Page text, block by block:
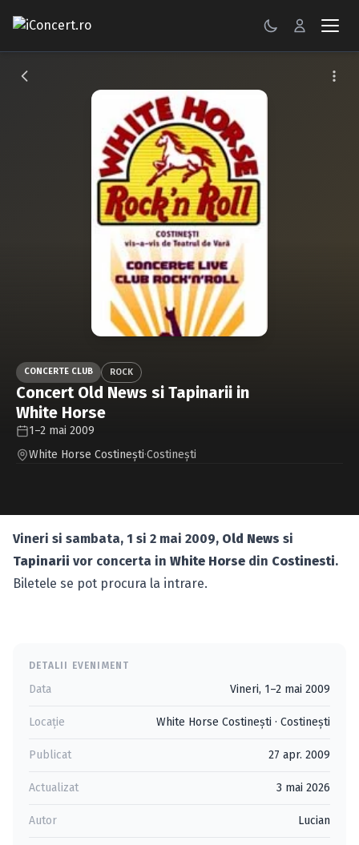
CONCERTE
Caută în site...
CONCERTE CLUB ROCK
Concert Old News si Tapinarii in
White Horse
1–2 mai 2009
White Horse Costineşti·Costineşti
Vineri si sambata, 1 si 2 mai 2009, Old News si
Tapinarii vor concerta in White Horse din Costinesti.
Biletele se pot procura la intrare.
DETALII EVENIMENT
Data Vineri, 1–2 mai 2009
Locație White Horse Costineşti · Costineşti
Publicat 27 apr. 2009
Actualizat 3 mai 2026
Autor Lucian